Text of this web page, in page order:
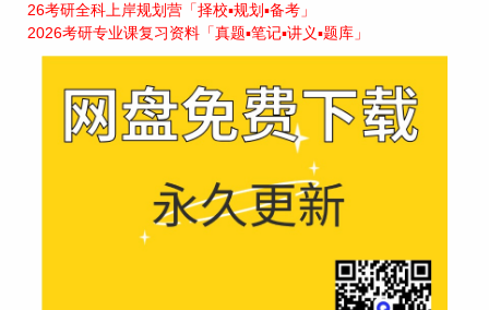
26考研全科上岸规划营「择校▪规划▪备考」
2026考研专业课复习资料「真题▪笔记▪讲义▪题库」